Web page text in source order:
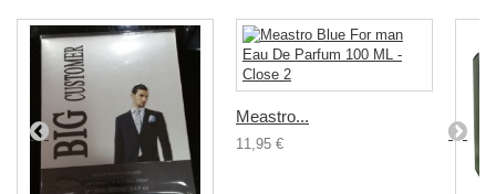
Meastro...
11,95 €